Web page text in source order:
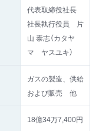
代表取締役社長
社長執行役員 片
山 泰志（カタヤ
マ ヤスユキ）
ガスの製造、供給
および販売 他
18億34万7,400円